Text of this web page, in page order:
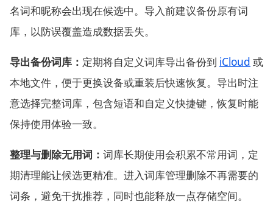
名词和昵称会出现在候选中。导入前建议备份原有词
库，以防误覆盖造成数据丢失。
导出备份词库： 定期将自定义词库导出备份到 iCloud 或
本地文件，便于更换设备或重装后快速恢复。导出时注
意选择完整词库，包含短语和自定义快捷键，恢复时能
保持使用体验一致。
整理与删除无用词： 词库长期使用会积累不常用词，定
期清理能让候选更精准。进入词库管理删除不再需要的
词条，避免干扰推荐，同时也能释放一点存储空间。